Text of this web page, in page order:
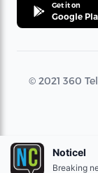
Get it on
Google
© 2021 360
Noticel